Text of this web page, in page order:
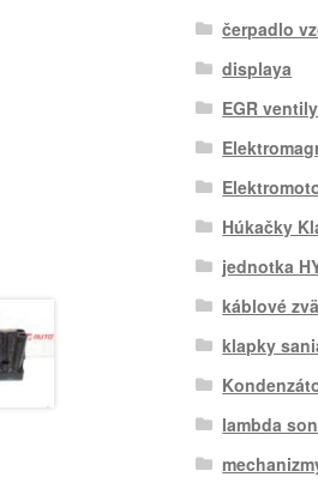
čerpadlo
displaya
EGR ventily
Húkačky
jednotka
káblové
klapky
lambda